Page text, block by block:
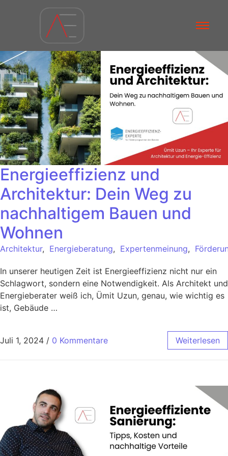
Energieeffizienz und
Architektur: Dein Weg zu
nachhaltigem Bauen und
Wohnen
Architektur, Energieberatung, Expertenmeinung,
In unserer heutigen Zeit ist Energieeffizienz nicht nur ein
Schlagwort, sondern eine Notwendigkeit. Als Architekt und
Energieberater weiß ich, Ümit Uzun, genau, wie wichtig es
ist, Gebäude …
Juli 1, 2024 / 0 Kommentare Weiterlesen